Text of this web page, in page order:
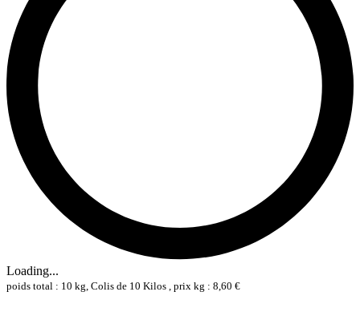
Loading...
poids total : 10 kg, Colis de 10 Kilos , prix kg : 8,60 €